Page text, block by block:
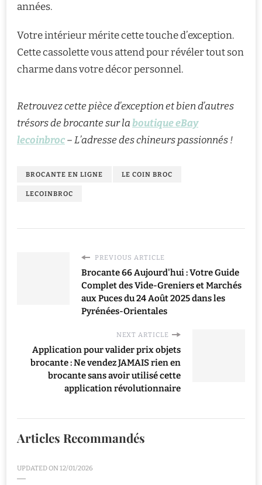
années.
Votre intérieur mérite cette touche d’exception.
Cette cassolette vous attend pour révéler tout son
charme dans votre décor personnel.
Retrouvez cette pièce d’exception et bien d’autres
trésors de brocante sur laboutique eBay
lecoinbroc– L’adresse des chineurs passionnés !
BROCANTE EN LIGNE LE COIN BROC
LECOINBROC
PREVIOUS ARTICLE
Brocante 66 Aujourd'hui : Votre Guide
Complet des Vide-Greniers et Marchés
aux Puces du 24 Août 2025 dans les
Pyrénées-Orientales
NEXT ARTICLE
Application pour valider prix objets
brocante : Ne vendez JAMAIS rien en
brocante sans avoir utilisé cette
application révolutionnaire
Articles Recommandés
UPDATED ON12/01/2026